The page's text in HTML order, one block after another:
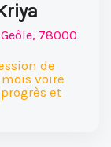
78000
de
voire
et